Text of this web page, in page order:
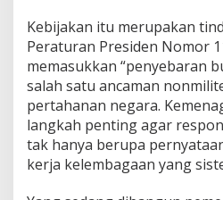
Kebijakan itu merupakan
Peraturan Presiden Nomor
memasukkan “penyebaran
salah satu ancaman
pertahanan negara.
langkah penting agar
tak hanya berupa
kerja kelembagaan yang